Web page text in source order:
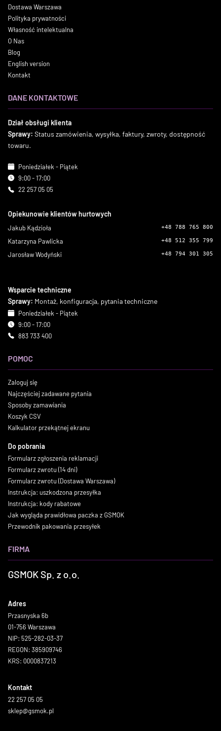
Dostawa Warszawa
Polityka prywatności
Własność intelektualna
O Nas
Blog
English version
Kontakt
DANE KONTAKTOWE
Dział obsługi klienta
Sprawy: Status zamówienia, wysyłka, faktury, zwroty, dostępność
towaru.
Poniedziałek - Piątek
9:00 - 17:00
22 257 05 05
Opiekunowie klientów hurtowych
Jakub Kądzioła +48 788 765 800
Katarzyna Pawlicka +48 512 355 799
Jarosław Wodyński +48 794 301 305
Wsparcie techniczne
Sprawy: Montaż, konfiguracja, pytania techniczne
Poniedziałek - Piątek
9:00 - 17:00
883 733 400
POMOC
Zaloguj się
Najczęściej zadawane pytania
Sposoby zamawiania
Koszyk CSV
Kalkulator przekątnej ekranu
Do pobrania
Formularz zgłoszenia reklamacji
Formularz zwrotu (14 dni)
Formularz zwrotu (Dostawa Warszawa)
Instrukcja: uszkodzona przesyłka
Instrukcja: kody rabatowe
Jak wygląda prawidłowa paczka z GSMOK
Przewodnik pakowania przesyłek
FIRMA
GSMOK Sp. z o.o.
Adres
Przasnyska 6b
01-756 Warszawa
NIP: 525-282-03-37
REGON: 385909746
KRS: 0000837213
Kontakt
22 257 05 05
sklep@gsmok.pl